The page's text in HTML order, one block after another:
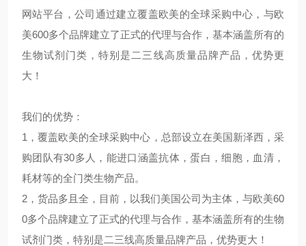
网站平台，公司通过建立覆盖欧美的全球采购中心，与欧
美600多个品牌建立了正式的代理与合作，基本涵盖所有的
生物试剂门类，特别是二三线高质量品牌产品，优势更
大！
我们的优势：
1，覆盖欧美的全球采购中心，总部设立在美国新泽西，采
购团队有30多人，能进口涵盖抗体，蛋白，细胞，血清，
耗材等的全门类生物产品。
2，货品多且全，目前，以我们美国公司为主体，与欧美60
0多个品牌建立了正式的代理与合作，基本涵盖所有的生物
试剂门类，特别是二三线高质量品牌产品，优势更大！